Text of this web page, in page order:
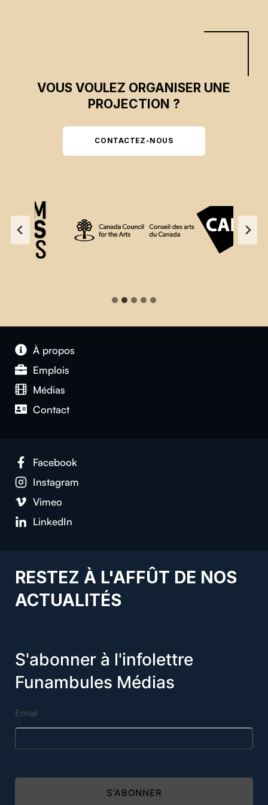
VOUS VOULEZ ORGANISER UNE
PROJECTION ?
CONTACTEZ-NOUS
À propos
Emplois
Médias
Contact
Facebook
Instagram
Vimeo
LinkedIn
RESTEZ À L'AFFÛT DE NOS
ACTUALITÉS
S'abonner à l'infolettre
Funambules Médias
Email
S'ABONNER